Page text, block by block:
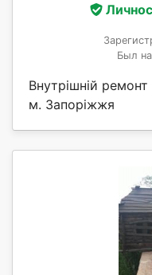
Был
Внутрішній
м. Запоріжжя